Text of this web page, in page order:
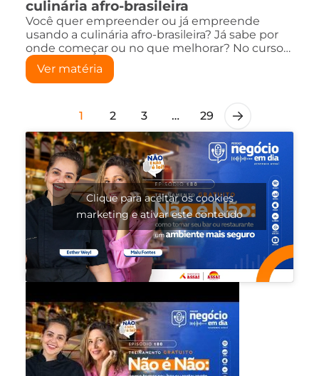
culinária afro-brasileira
Você quer empreender ou já empreende
usando a culinária afro-brasileira? Já sabe por
onde começar ou no que melhorar? No curso…
Ver matéria
1 2 3 … 29
Clique para aceitar os cookies
marketing e ativar este conteúdo